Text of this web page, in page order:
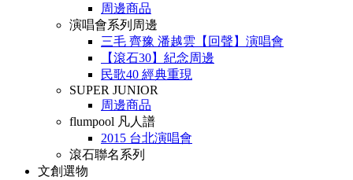
周邊商品
演唱會系列周邊
三毛 齊豫 潘越雲【回聲】演唱會
【滾石30】紀念周邊
民歌40 經典重現
SUPER JUNIOR
周邊商品
flumpool 凡人譜
2015 台北演唱會
滾石聯名系列
文創選物